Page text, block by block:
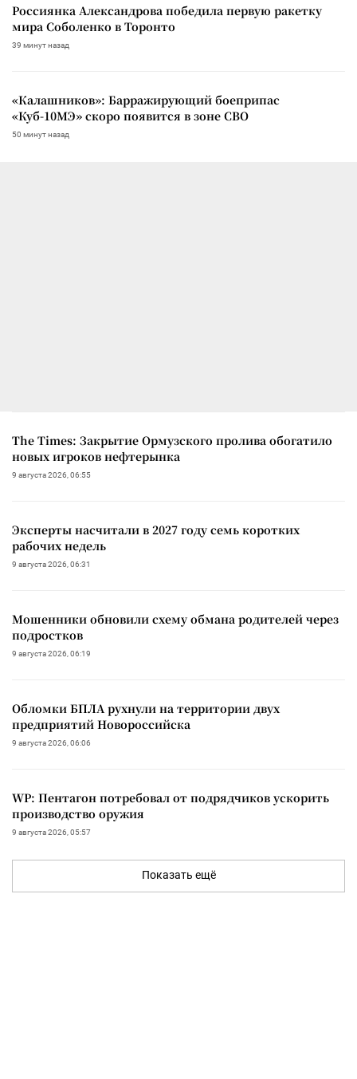
Россиянка Александрова победила первую ракетку
мира Соболенко в Торонто
39 минут назад
«Калашников»: Барражирующий боеприпас
«Куб-10МЭ» скоро появится в зоне СВО
50 минут назад
The Times: Закрытие Ормузского пролива обогатило
новых игроков нефтерынка
9 августа 2026, 06:55
Эксперты насчитали в 2027 году семь коротких
рабочих недель
9 августа 2026, 06:31
Мошенники обновили схему обмана родителей через
подростков
9 августа 2026, 06:19
Обломки БПЛА рухнули на территории двух
предприятий Новороссийска
9 августа 2026, 06:06
WP: Пентагон потребовал от подрядчиков ускорить
производство оружия
9 августа 2026, 05:57
Показать ещё